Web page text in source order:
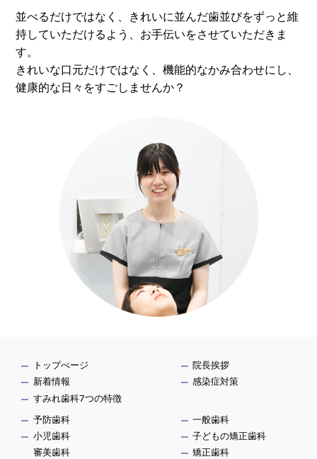
並べるだけではなく、きれいに並んだ歯並びをずっと維
持していただけるよう、お手伝いをさせていただきま
す。
きれいな口元だけではなく、機能的なかみ合わせにし、
健康的な日々をすごしませんか？
トップぺージ
院長挨拶
新着情報
感染症対策
すみれ歯科7つの特徴
予防歯科
一般歯科
小児歯科
子どもの矯正歯科
審美歯科
矯正歯科